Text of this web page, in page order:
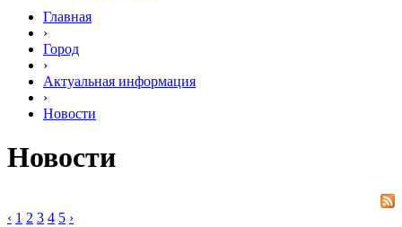
Главная
›
Город
›
Актуальная информация
›
Новости
Новости
‹ 1 2 3 4 5 ›